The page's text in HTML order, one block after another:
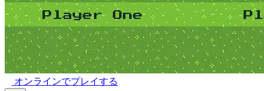
オンラインでプレイする